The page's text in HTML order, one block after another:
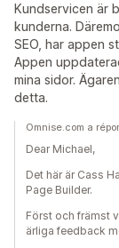
Kundservicen är
kunderna.
SEO, har appen
Appen
mina sidor.
detta.
Omnise.com a
Dear Michael,
Det här är Cass
Page Builder.
Först och främst
ärliga feedback